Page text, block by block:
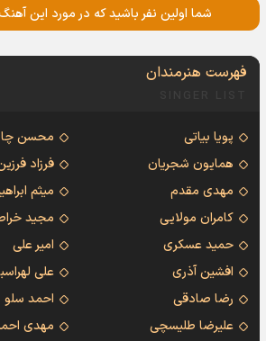
شما اولین نفر باشید که در مورد این
فهرست هنرمندان
پویا بیاتی
محسن
همایون شجریان
فرزاد
مهدی مقدم
میثم
کامران مولایی
مجید
حمید عسکری
امیر علی
افشین آذری
علی
رضا صادقی
احمد سلو
علیرضا طلیسچی
مهدی